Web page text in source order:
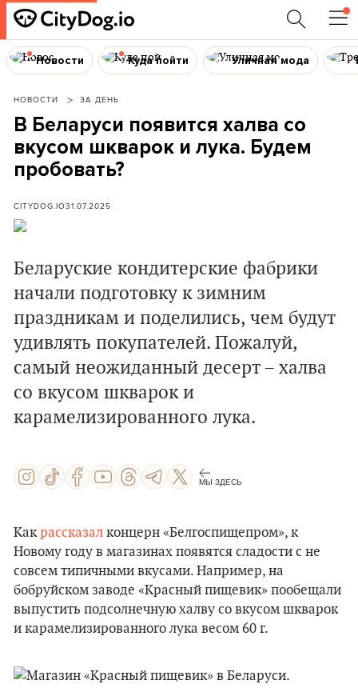
Новости Куда пойти Уличная мода
НОВОСТИ ЗА ДЕНЬ
В Беларуси появится халва со
вкусом шкварок и лука. Будем
пробовать?
CITYDOG.IO31.07.2025
Беларуские кондитерские фабрики
начали подготовку к зимним
праздникам и поделились, чем будут
удивлять покупателей. Пожалуй,
самый неожиданный десерт – халва
со вкусом шкварок и
карамелизированного лука.
МЫ ЗДЕСЬ
Какрассказал концерн «Белгоспищепром», к
Новому году в магазинах появятся сладости с не
совсем типичными вкусами. Например, на
бобруйском заводе «Красный пищевик» пообещали
выпустить подсолнечную халву со вкусом шкварок
и карамелизированного лука весом 60 г.